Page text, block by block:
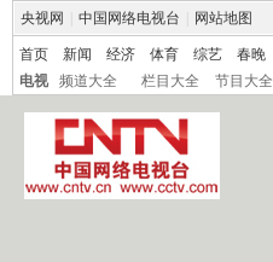
央视网 中国网络电视台 网站地图
首页 新闻 经济 体育 综艺 春晚
电视
频道大全 栏目大全 节目大全